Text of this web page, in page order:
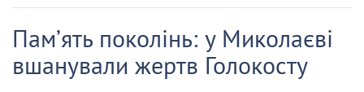
Памʼять поколінь: у Миколаєві
вшанували жертв Голокосту